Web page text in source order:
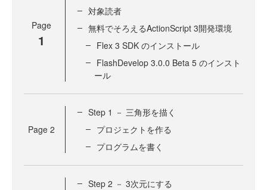
Page
1
対象読者
無料でそろえるActionScript 3開発環境
Flex 3 SDK のインストール
FlashDevelop 3.0.0 Beta 5 のインスト
ール
Page 2
Step 1 － 三角形を描く
プロジェクトを作る
プログラムを書く
Step 2 － 3次元にする